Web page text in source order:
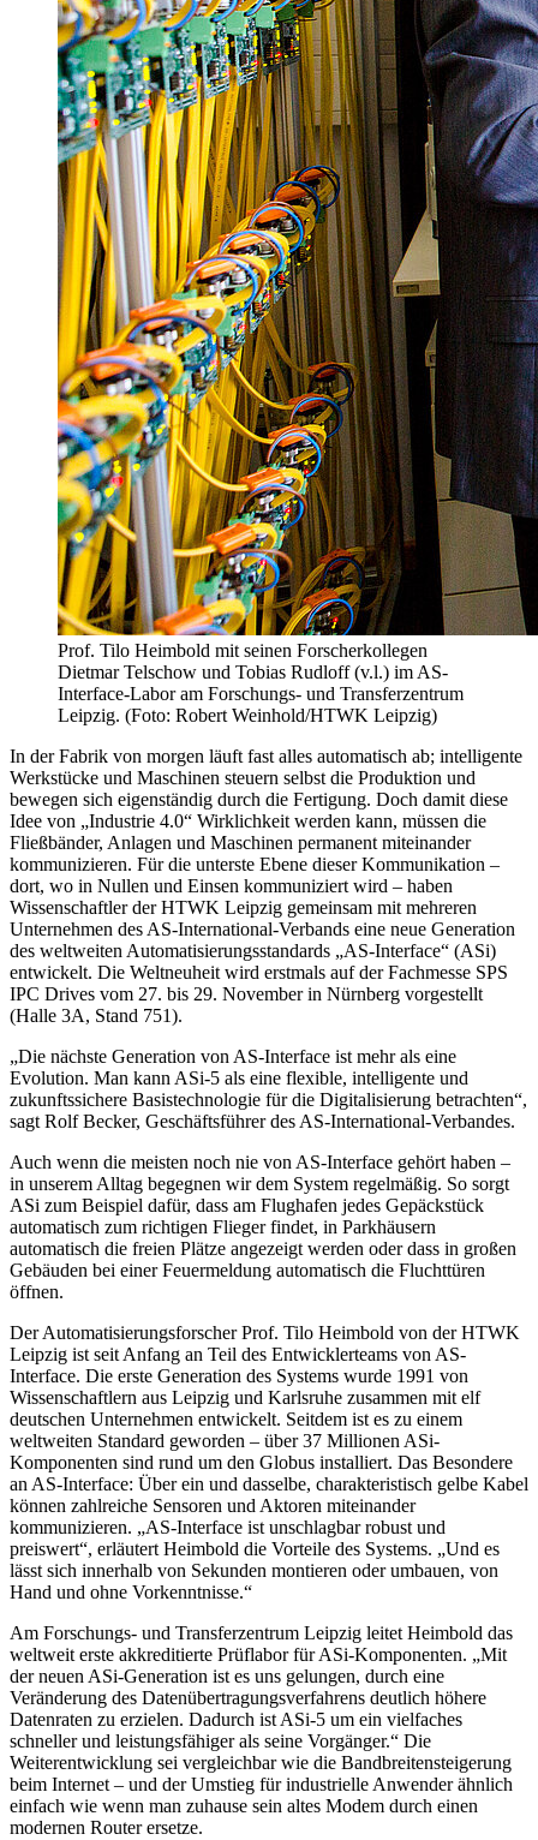
Prof. Tilo Heimbold mit seinen Forscherkollegen
Dietmar Telschow und Tobias Rudloff (v.l.) im AS-
Interface-Labor am Forschungs- und Transferzentrum
Leipzig. (Foto: Robert Weinhold/HTWK Leipzig)
In der Fabrik von morgen läuft fast alles automatisch ab; intelligente
Werkstücke und Maschinen steuern selbst die Produktion und
bewegen sich eigenständig durch die Fertigung. Doch damit diese
Idee von „Industrie 4.0“ Wirklichkeit werden kann, müssen die
Fließbänder, Anlagen und Maschinen permanent miteinander
kommunizieren. Für die unterste Ebene dieser Kommunikation –
dort, wo in Nullen und Einsen kommuniziert wird – haben
Wissenschaftler der HTWK Leipzig gemeinsam mit mehreren
Unternehmen des AS-International-Verbands eine neue Generation
des weltweiten Automatisierungsstandards „AS-Interface“ (ASi)
entwickelt. Die Weltneuheit wird erstmals auf der Fachmesse SPS
IPC Drives vom 27. bis 29. November in Nürnberg vorgestellt
(Halle 3A, Stand 751).
„Die nächste Generation von AS-Interface ist mehr als eine
Evolution. Man kann ASi-5 als eine flexible, intelligente und
zukunftssichere Basistechnologie für die Digitalisierung betrachten“,
sagt Rolf Becker, Geschäftsführer des AS-International-Verbandes.
Auch wenn die meisten noch nie von AS-Interface gehört haben –
in unserem Alltag begegnen wir dem System regelmäßig. So sorgt
ASi zum Beispiel dafür, dass am Flughafen jedes Gepäckstück
automatisch zum richtigen Flieger findet, in Parkhäusern
automatisch die freien Plätze angezeigt werden oder dass in großen
Gebäuden bei einer Feuermeldung automatisch die Fluchttüren
öffnen.
Der Automatisierungsforscher Prof. Tilo Heimbold von der HTWK
Leipzig ist seit Anfang an Teil des Entwicklerteams von AS-
Interface. Die erste Generation des Systems wurde 1991 von
Wissenschaftlern aus Leipzig und Karlsruhe zusammen mit elf
deutschen Unternehmen entwickelt. Seitdem ist es zu einem
weltweiten Standard geworden – über 37 Millionen ASi-
Komponenten sind rund um den Globus installiert. Das Besondere
an AS-Interface: Über ein und dasselbe, charakteristisch gelbe Kabel
können zahlreiche Sensoren und Aktoren miteinander
kommunizieren. „AS-Interface ist unschlagbar robust und
preiswert“, erläutert Heimbold die Vorteile des Systems. „Und es
lässt sich innerhalb von Sekunden montieren oder umbauen, von
Hand und ohne Vorkenntnisse.“
Am Forschungs- und Transferzentrum Leipzig leitet Heimbold das
weltweit erste akkreditierte Prüflabor für ASi-Komponenten. „Mit
der neuen ASi-Generation ist es uns gelungen, durch eine
Veränderung des Datenübertragungsverfahrens deutlich höhere
Datenraten zu erzielen. Dadurch ist ASi-5 um ein vielfaches
schneller und leistungsfähiger als seine Vorgänger.“ Die
Weiterentwicklung sei vergleichbar wie die Bandbreitensteigerung
beim Internet – und der Umstieg für industrielle Anwender ähnlich
einfach wie wenn man zuhause sein altes Modem durch einen
modernen Router ersetze.